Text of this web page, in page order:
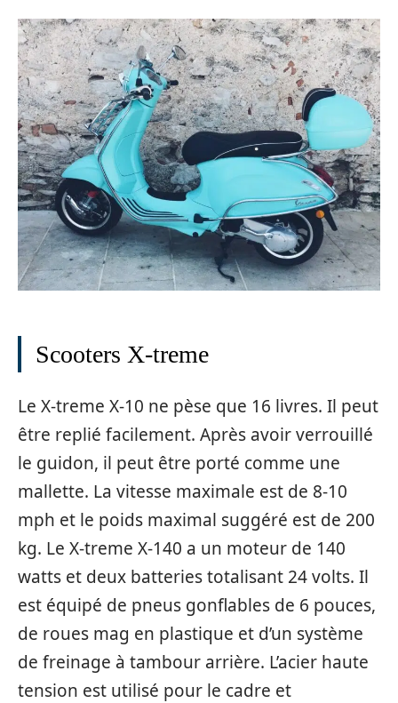
Scooters X-treme
Le X-treme X-10 ne pèse que 16 livres. Il peut
être replié facilement. Après avoir verrouillé
le guidon, il peut être porté comme une
mallette. La vitesse maximale est de 8-10
mph et le poids maximal suggéré est de 200
kg. Le X-treme X-140 a un moteur de 140
watts et deux batteries totalisant 24 volts. Il
est équipé de pneus gonflables de 6 pouces,
de roues mag en plastique et d’un système
de freinage à tambour arrière. L’acier haute
tension est utilisé pour le cadre et